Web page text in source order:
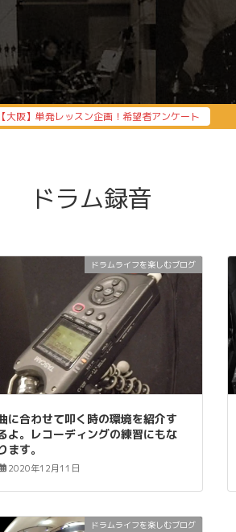
【大阪】単発レッスン企画！希望者アンケート
ドラム録音
ドラムライフを楽しむブログ
に合わせて叩く時の環境を紹介す
よ。レコーディングの練習にもな
ます。
2020年12月11日
ドラムライフを楽しむブログ